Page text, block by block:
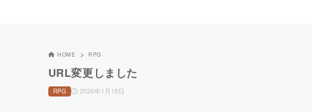
HOME RPG
URL変更しました
2026年1月19日
RPG